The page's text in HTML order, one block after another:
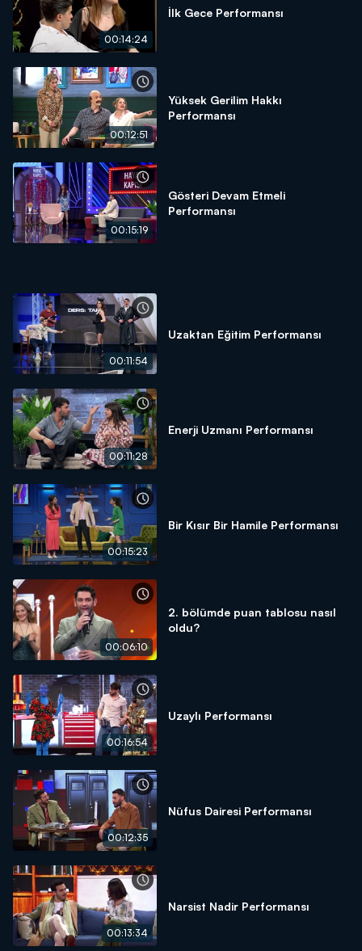
00:14:24
İlk Gece Performansı
00:12:51
Yüksek Gerilim Hakkı
Performansı
00:15:19
Gösteri Devam Etmeli
Performansı
00:11:54
Uzaktan Eğitim Performansı
00:11:28
Enerji Uzmanı Performansı
00:15:23
Bir Kısır Bir Hamile Performansı
00:06:10
2. bölümde puan tablosu nasıl
oldu?
00:16:54
Uzaylı Performansı
00:12:35
Nüfus Dairesi Performansı
00:13:34
Narsist Nadir Performansı